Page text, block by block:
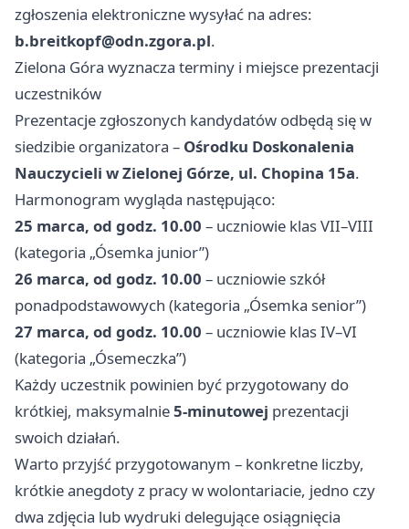
zgłoszenia elektroniczne wysyłać na adres:
b.breitkopf@odn.zgora.pl.
Zielona Góra wyznacza terminy i miejsce prezentacji
uczestników
Prezentacje zgłoszonych kandydatów odbędą się w
siedzibie organizatora – Ośrodku Doskonalenia
Nauczycieli w Zielonej Górze, ul. Chopina 15a.
Harmonogram wygląda następująco:
25 marca, od godz. 10.00 – uczniowie klas VII–VIII
(kategoria „Ósemka junior”)
26 marca, od godz. 10.00 – uczniowie szkół
ponadpodstawowych (kategoria „Ósemka senior”)
27 marca, od godz. 10.00 – uczniowie klas IV–VI
(kategoria „Ósemeczka”)
Każdy uczestnik powinien być przygotowany do
krótkiej, maksymalnie5‑minutowej prezentacji
swoich działań.
Warto przyjść przygotowanym – konkretne liczby,
krótkie anegdoty z pracy w wolontariacie, jedno czy
dwa zdjęcia lub wydruki delegujące osiągnięcia